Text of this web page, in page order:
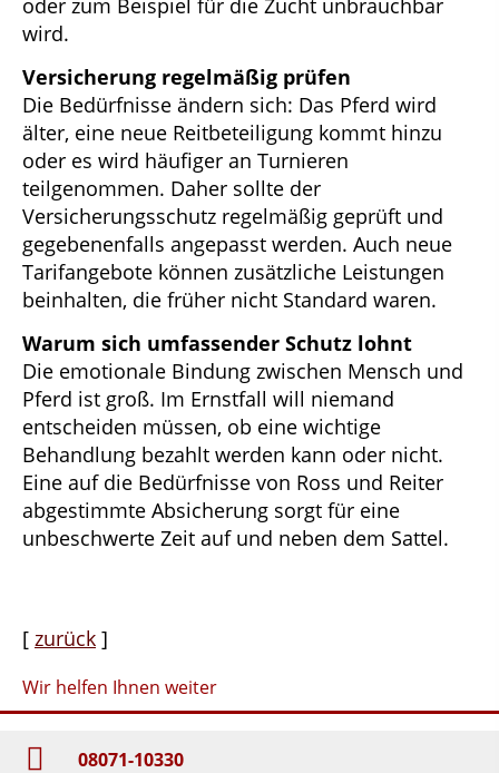
wird.
Versicherung regelmäßig prüfen
Die Bedürfnisse ändern sich: Das Pferd wird
älter, eine neue Reitbeteiligung kommt hinzu
oder es wird häufiger an Turnieren
teilgenommen. Daher sollte der
Versicherungsschutz regelmäßig geprüft und
gegebenenfalls angepasst werden. Auch neue
Tarifangebote können zusätzliche Leistungen
beinhalten, die früher nicht Standard waren.
Warum sich umfassender Schutz lohnt
Die emotionale Bindung zwischen Mensch und
Pferd ist groß. Im Ernstfall will niemand
entscheiden müssen, ob eine wichtige
Behandlung bezahlt werden kann oder nicht.
Eine auf die Bedürfnisse von Ross und Reiter
abgestimmte Absicherung sorgt für eine
unbeschwerte Zeit auf und neben dem Sattel.
[ zurück ]
Wir helfen Ihnen weiter
08071-10330